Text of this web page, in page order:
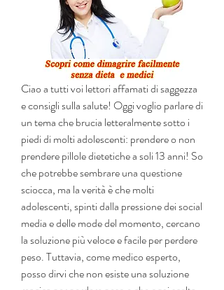
Ciao a tutti voi lettori affamati di saggezza
e consigli sulla salute! Oggi voglio parlare di
un tema che brucia letteralmente sotto i
piedi di molti adolescenti: prendere o non
prendere pillole dietetiche a soli 13 anni! So
che potrebbe sembrare una questione
sciocca, ma la verità è che molti
adolescenti, spinti dalla pressione dei social
media e delle mode del momento, cercano
la soluzione più veloce e facile per perdere
peso. Tuttavia, come medico esperto,
posso dirvi che non esiste una soluzione